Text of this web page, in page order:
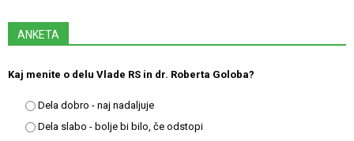
ANKETA
Kaj menite o delu Vlade RS in dr. Roberta Goloba?
Dela dobro - naj nadaljuje
Dela slabo - bolje bi bilo, če odstopi